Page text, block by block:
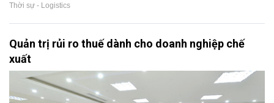
Thời sự - Logistics
Quản trị rủi ro thuế dành cho doanh nghiệp chế
xuất